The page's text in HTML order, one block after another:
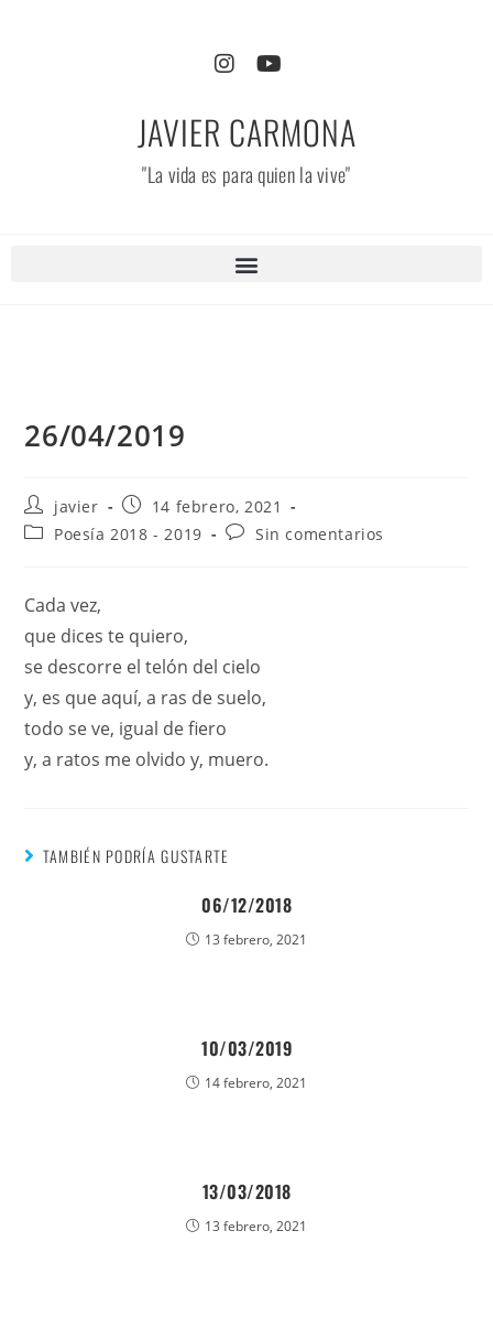
JAVIER CARMONA
"La vida es para quien la vive"
26/04/2019
javier
14 febrero, 2021
Poesía 2018 - 2019
Sin comentarios
Cada vez,
que dices te quiero,
se descorre el telón del cielo
y, es que aquí, a ras de suelo,
todo se ve, igual de fiero
y, a ratos me olvido y, muero.
TAMBIÉN PODRÍA GUSTARTE
06/12/2018
13 febrero, 2021
10/03/2019
14 febrero, 2021
13/03/2018
13 febrero, 2021